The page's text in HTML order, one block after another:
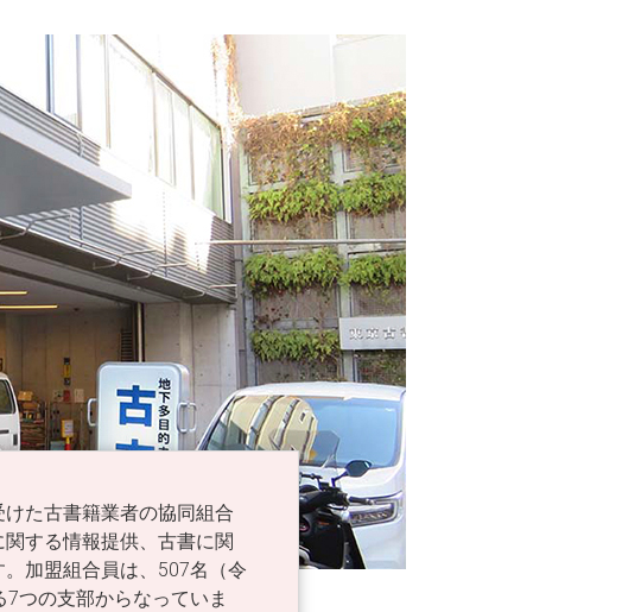
た古書籍業者の協同組合
する情報提供、古書に関
加盟組合員は、507名（令
つの支部からなっていま